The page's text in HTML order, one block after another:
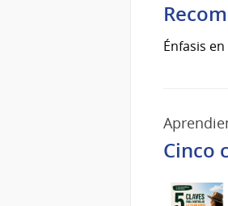
Énfasis
Cinco